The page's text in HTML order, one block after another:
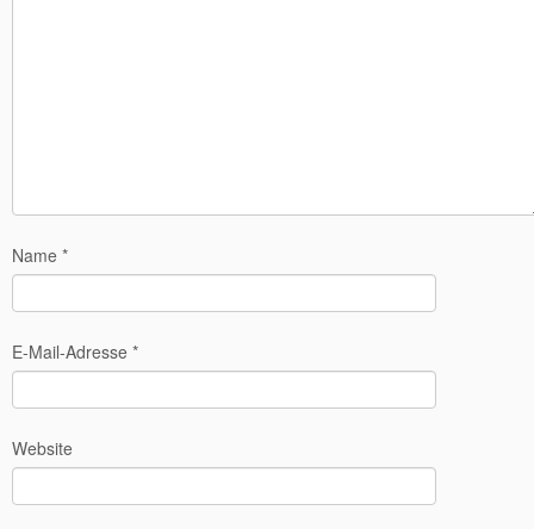
Name *
E-Mail-Adresse *
Website